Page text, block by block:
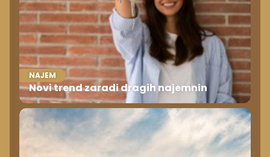
NAJEM
Novi trend zaradi dragih najemnin